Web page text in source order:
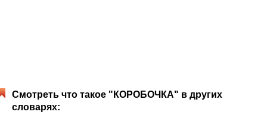
Смотреть что такое "КОРОБОЧКА" в других
словарях: